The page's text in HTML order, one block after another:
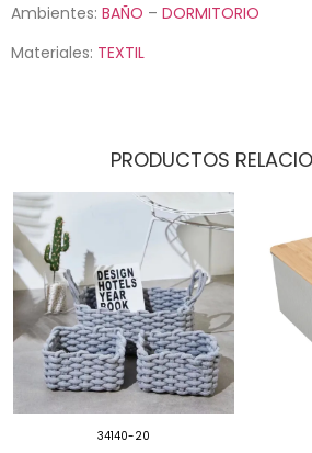
Ambientes: BAÑO – DORMITORIO
Materiales: TEXTIL
PRODUCTOS
34140-20